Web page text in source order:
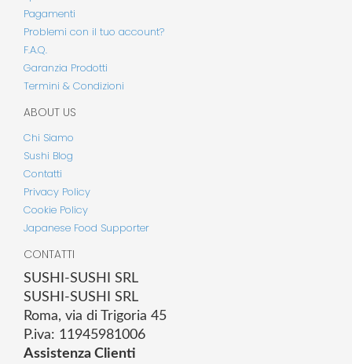
Pagamenti
Problemi con il tuo account?
F.A.Q.
Garanzia Prodotti
Termini & Condizioni
ABOUT US
Chi Siamo
Sushi Blog
Contatti
Privacy Policy
Cookie Policy
Japanese Food Supporter
CONTATTI
SUSHI-SUSHI SRL
SUSHI-SUSHI SRL
Roma, via di Trigoria 45
P.iva: 11945981006
Assistenza Clienti